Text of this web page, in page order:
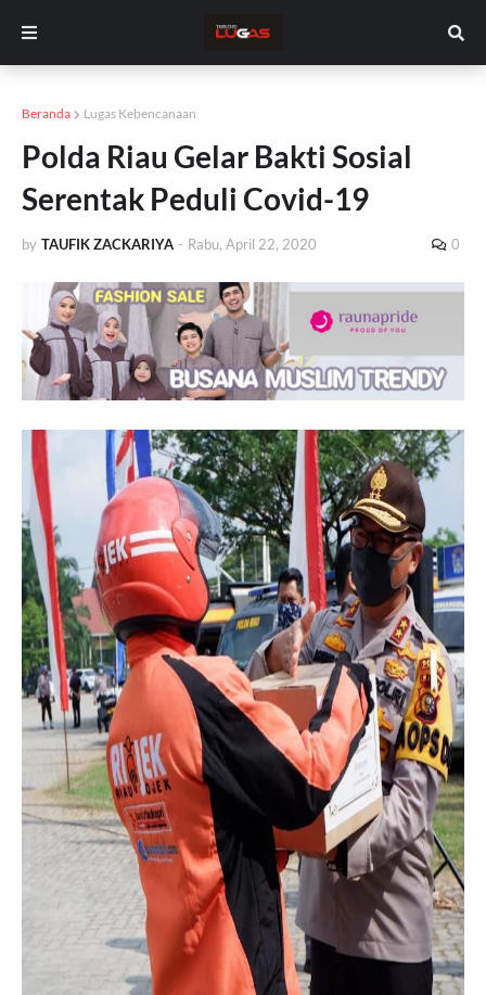
Beranda Lugas Kebencanaan
Polda Riau Gelar Bakti Sosial
Serentak Peduli Covid-19
by TAUFIK ZACKARIYA - Rabu, April 22, 2020 0